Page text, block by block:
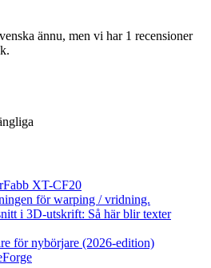
ännu, men vi har 1 recensioner
XT-CF20
för warping / vridning.
i 3D-utskrift: Så här blir texter
för nybörjare (2026-edition)